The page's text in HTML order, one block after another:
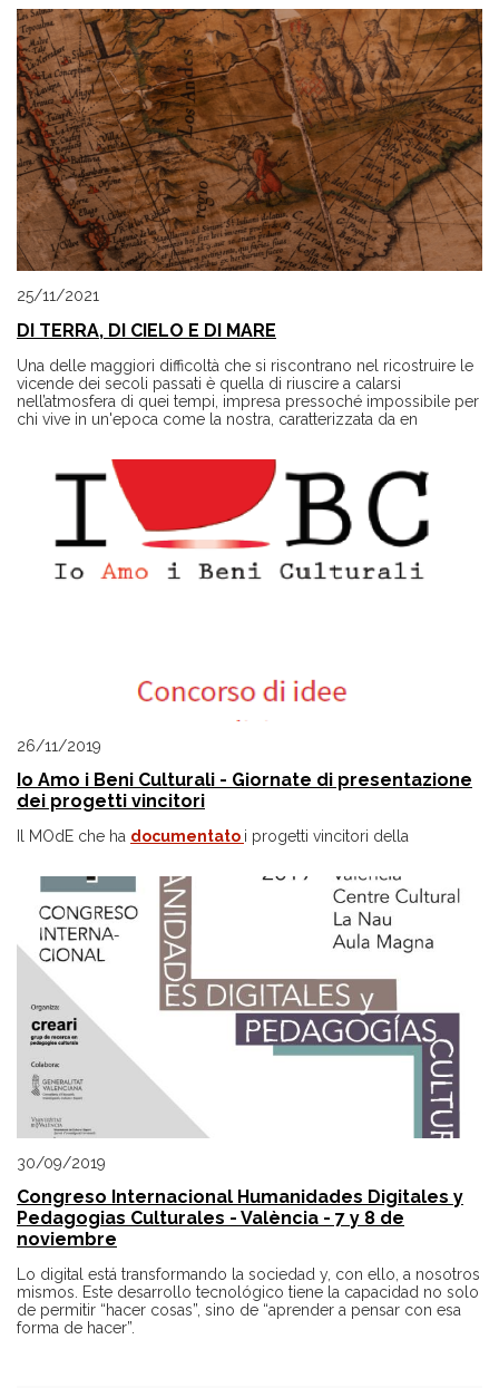
25/11/2021
DI TERRA, DI CIELO E DI MARE
Una delle maggiori difficoltà che si riscontrano nel ricostruire le
vicende dei secoli passati è quella di riuscire a calarsi
nell’atmosfera di quei tempi, impresa pressoché impossibile per
chi vive in un'epoca come la nostra, caratterizzata da en
26/11/2019
Io Amo i Beni Culturali - Giornate di presentazione
dei progetti vincitori
Il MOdE che ha documentato i progetti vincitori della
30/09/2019
Congreso Internacional Humanidades Digitales y
Pedagogias Culturales - València - 7 y 8 de
noviembre
Lo digital está transformando la sociedad y, con ello, a nosotros
mismos. Este desarrollo tecnológico tiene la capacidad no solo
de permitir “hacer cosas”, sino de “aprender a pensar con esa
forma de hacer”.